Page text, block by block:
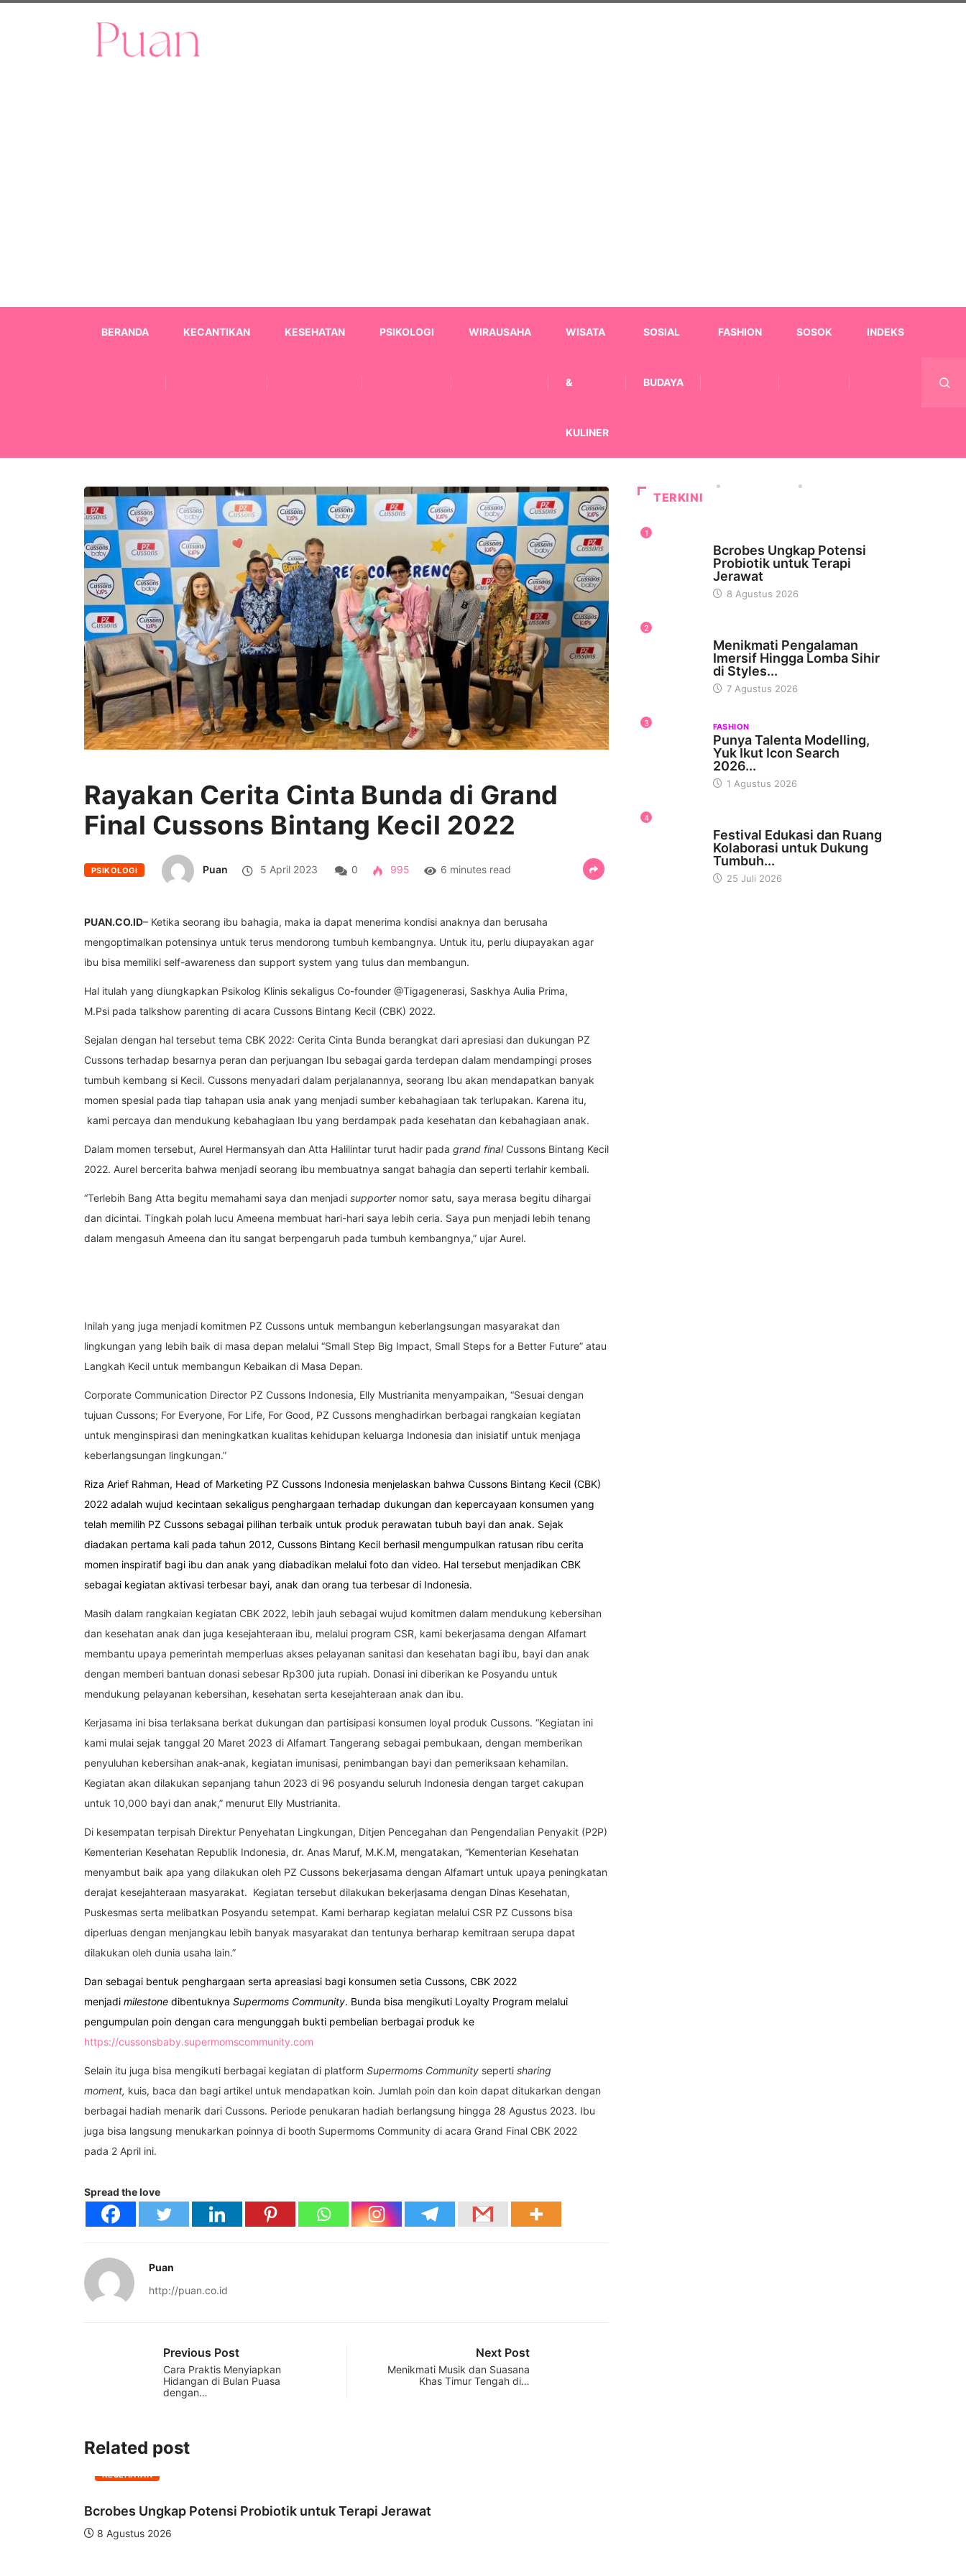
BERANDA KECANTIKAN KESEHATAN PSIKOLOGI WIRAUSAHA WISATA
&
KULINER
SOSIAL
BUDAYA
FASHION SOSOK INDEKS
Rayakan Cerita Cinta Bunda di Grand
Final Cussons Bintang Kecil 2022
PSIKOLOGI Puan 5 April 2023 0 995 6 minutes read
PUAN.CO.ID– Ketika seorang ibu bahagia, maka ia dapat menerima kondisi anaknya dan berusaha
mengoptimalkan potensinya untuk terus mendorong tumbuh kembangnya. Untuk itu, perlu diupayakan agar
ibu bisa memiliki self-awareness dan support system yang tulus dan membangun.
Hal itulah yang diungkapkan Psikolog Klinis sekaligus Co-founder @Tigagenerasi, Saskhya Aulia Prima,
M.Psi pada talkshow parenting di acara Cussons Bintang Kecil (CBK) 2022.
Sejalan dengan hal tersebut tema CBK 2022: Cerita Cinta Bunda berangkat dari apresiasi dan dukungan PZ
Cussons terhadap besarnya peran dan perjuangan Ibu sebagai garda terdepan dalam mendampingi proses
tumbuh kembang si Kecil. Cussons menyadari dalam perjalanannya, seorang Ibu akan mendapatkan banyak
momen spesial pada tiap tahapan usia anak yang menjadi sumber kebahagiaan tak terlupakan. Karena itu,
kami percaya dan mendukung kebahagiaan Ibu yang berdampak pada kesehatan dan kebahagiaan anak.
Dalam momen tersebut, Aurel Hermansyah dan Atta Halilintar turut hadir pada grand finalCussons Bintang Kecil
2022. Aurel bercerita bahwa menjadi seorang ibu membuatnya sangat bahagia dan seperti terlahir kembali.
“Terlebih Bang Atta begitu memahami saya dan menjadi supporter nomor satu, saya merasa begitu dihargai
dan dicintai. Tingkah polah lucu Ameena membuat hari-hari saya lebih ceria. Saya pun menjadi lebih tenang
dalam mengasuh Ameena dan itu sangat berpengaruh pada tumbuh kembangnya,” ujar Aurel.
Inilah yang juga menjadi komitmen PZ Cussons untuk membangun keberlangsungan masyarakat dan
lingkungan yang lebih baik di masa depan melalui “Small Step Big Impact, Small Steps for a Better Future” atau
Langkah Kecil untuk membangun Kebaikan di Masa Depan.
Corporate Communication Director PZ Cussons Indonesia, Elly Mustrianita menyampaikan, “Sesuai dengan
tujuan Cussons; For Everyone, For Life, For Good, PZ Cussons menghadirkan berbagai rangkaian kegiatan
untuk menginspirasi dan meningkatkan kualitas kehidupan keluarga Indonesia dan inisiatif untuk menjaga
keberlangsungan lingkungan.”
Riza Arief Rahman, Head of Marketing PZ Cussons Indonesia menjelaskan bahwa Cussons Bintang Kecil (CBK)
2022 adalah wujud kecintaan sekaligus penghargaan terhadap dukungan dan kepercayaan konsumen yang
telah memilih PZ Cussons sebagai pilihan terbaik untuk produk perawatan tubuh bayi dan anak. Sejak
diadakan pertama kali pada tahun 2012, Cussons Bintang Kecil berhasil mengumpulkan ratusan ribu cerita
momen inspiratif bagi ibu dan anak yang diabadikan melalui foto dan video. Hal tersebut menjadikan CBK
sebagai kegiatan aktivasi terbesar bayi, anak dan orang tua terbesar di Indonesia.
Masih dalam rangkaian kegiatan CBK 2022, lebih jauh sebagai wujud komitmen dalam mendukung kebersihan
dan kesehatan anak dan juga kesejahteraan ibu, melalui program CSR, kami bekerjasama dengan Alfamart
membantu upaya pemerintah memperluas akses pelayanan sanitasi dan kesehatan bagi ibu, bayi dan anak
dengan memberi bantuan donasi sebesar Rp300 juta rupiah. Donasi ini diberikan ke Posyandu untuk
mendukung pelayanan kebersihan, kesehatan serta kesejahteraan anak dan ibu.
Kerjasama ini bisa terlaksana berkat dukungan dan partisipasi konsumen loyal produk Cussons. “Kegiatan ini
kami mulai sejak tanggal 20 Maret 2023 di Alfamart Tangerang sebagai pembukaan, dengan memberikan
penyuluhan kebersihan anak-anak, kegiatan imunisasi, penimbangan bayi dan pemeriksaan kehamilan.
Kegiatan akan dilakukan sepanjang tahun 2023 di 96 posyandu seluruh Indonesia dengan target cakupan
untuk 10,000 bayi dan anak,” menurut Elly Mustrianita.
Di kesempatan terpisah Direktur Penyehatan Lingkungan, Ditjen Pencegahan dan Pengendalian Penyakit (P2P)
Kementerian Kesehatan Republik Indonesia, dr. Anas Maruf, M.K.M, mengatakan, “Kementerian Kesehatan
menyambut baik apa yang dilakukan oleh PZ Cussons bekerjasama dengan Alfamart untuk upaya peningkatan
derajat kesejahteraan masyarakat. Kegiatan tersebut dilakukan bekerjasama dengan Dinas Kesehatan,
Puskesmas serta melibatkan Posyandu setempat. Kami berharap kegiatan melalui CSR PZ Cussons bisa
diperluas dengan menjangkau lebih banyak masyarakat dan tentunya berharap kemitraan serupa dapat
dilakukan oleh dunia usaha lain.”
Dan sebagai bentuk penghargaan serta apreasiasi bagi konsumen setia Cussons, CBK 2022
menjadi milestone dibentuknya Supermoms Community. Bunda bisa mengikuti Loyalty Program melalui
pengumpulan poin dengan cara mengunggah bukti pembelian berbagai produk ke
https://cussonsbaby.supermomscommunity.com
Selain itu juga bisa mengikuti berbagai kegiatan di platform Supermoms Community seperti sharing
moment, kuis, baca dan bagi artikel untuk mendapatkan koin. Jumlah poin dan koin dapat ditukarkan dengan
berbagai hadiah menarik dari Cussons. Periode penukaran hadiah berlangsung hingga 28 Agustus 2023. Ibu
juga bisa langsung menukarkan poinnya di booth Supermoms Community di acara Grand Final CBK 2022
pada 2 April ini.
Spread the love
Puan
http://puan.co.id
Previous Post
Cara Praktis Menyiapkan
Hidangan di Bulan Puasa
dengan…
Next Post
Menikmati Musik dan Suasana
Khas Timur Tengah di…
Related post
KESEHATAN
Bcrobes Ungkap Potensi Probiotik untuk Terapi Jerawat
8 Agustus 2026
TERKINI
1
Bcrobes Ungkap Potensi
Probiotik untuk Terapi
Jerawat
8 Agustus 2026
2
Menikmati Pengalaman
Imersif Hingga Lomba Sihir
di Styles...
7 Agustus 2026
3 FASHION
Punya Talenta Modelling,
Yuk Ikut Icon Search
2026...
1 Agustus 2026
4
Festival Edukasi dan Ruang
Kolaborasi untuk Dukung
Tumbuh...
25 Juli 2026